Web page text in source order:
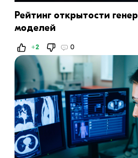
Рейтинг открытости
моделей
+2 0